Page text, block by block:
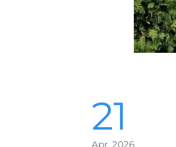
21
Apr. 2026